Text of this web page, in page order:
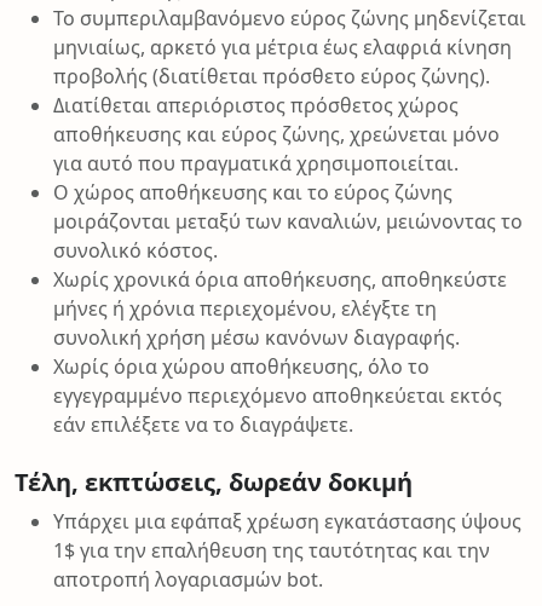
Το συμπεριλαμβανόμενο εύρος ζώνης μηδενίζεται
μηνιαίως, αρκετό για μέτρια έως ελαφριά κίνηση
προβολής (διατίθεται πρόσθετο εύρος ζώνης).
Διατίθεται απεριόριστος πρόσθετος χώρος
αποθήκευσης και εύρος ζώνης, χρεώνεται μόνο
για αυτό που πραγματικά χρησιμοποιείται.
Ο χώρος αποθήκευσης και το εύρος ζώνης
μοιράζονται μεταξύ των καναλιών, μειώνοντας το
συνολικό κόστος.
Χωρίς χρονικά όρια αποθήκευσης, αποθηκεύστε
μήνες ή χρόνια περιεχομένου, ελέγξτε τη
συνολική χρήση μέσω κανόνων διαγραφής.
Χωρίς όρια χώρου αποθήκευσης, όλο το
εγγεγραμμένο περιεχόμενο αποθηκεύεται εκτός
εάν επιλέξετε να το διαγράψετε.
Τέλη, εκπτώσεις, δωρεάν δοκιμή
Υπάρχει μια εφάπαξ χρέωση εγκατάστασης ύψους
1$ για την επαλήθευση της ταυτότητας και την
αποτροπή λογαριασμών bot.